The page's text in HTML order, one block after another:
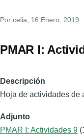
Por celia , 16 Enero, 2019
PMAR I:
Descripción
Hoja de actividades de
Adjunto
PMAR I: Actividades 9